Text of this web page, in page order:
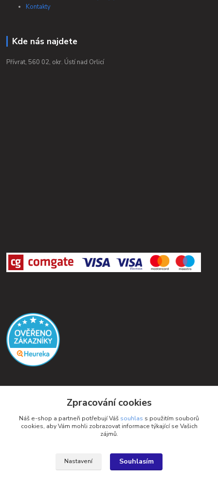
Kontakty
Kde nás najdete
Přívrat, 560 02, okr. Ústí nad Orlicí
Petra Michniková
+420 732 552 122
Zpracování cookies
Náš e-shop a partneři potřebují Váš souhlas s použitím souborů
cookies, aby Vám mohli zobrazovat informace týkající se Vašich
zájmů.
Nastavení Souhlasím